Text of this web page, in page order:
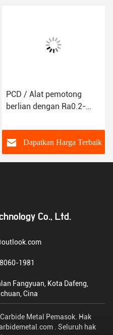
PCD / Alat pemotong
berlian dengan Ra0.2-
Dapatkan Harga Terbaik
Co., Ltd.
1981
Fangyuan, Kota Dafeng,
Cina
Metal Pemasok. Hak
. Seluruh hak